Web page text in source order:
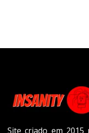
Site criado em